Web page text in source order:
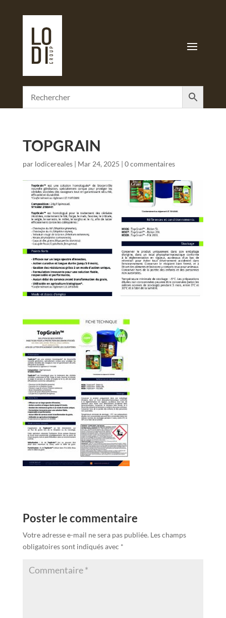
TOPGRAIN
par lodicereales| Mar 24, 2025 | 0 commentaires
Poster le commentaire
Votre adresse e-mail ne sera pas publiée. Les champs
obligatoires sont indiqués avec *